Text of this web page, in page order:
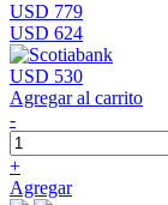
USD 779
USD 624
USD 530
Agregar al carrito
-
+
Agregar